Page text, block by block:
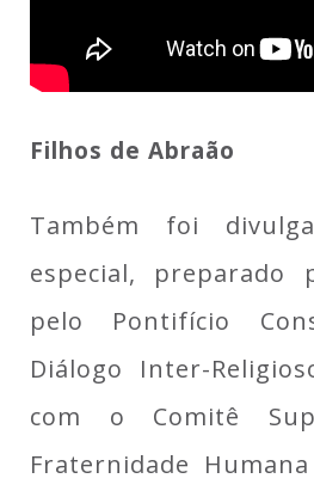
Filhos de Abraão
Também foi
especial, preparado
pelo Pontifício
Diálogo Inter-
com o Comitê
Fraternidade